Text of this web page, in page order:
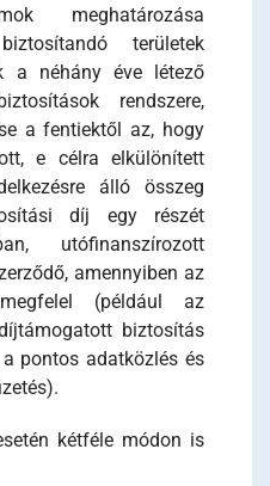
meghatározása
területek
a néhány éve létező
rendszere,
a fentiektől az, hogy
e célra elkülönített
álló összeg
díj egy részét
utófinanszírozott
amennyiben az
(például az
biztosítás
pontos adatközlés és
kétféle módon is